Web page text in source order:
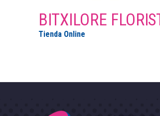
BITXILORE
Tienda Online